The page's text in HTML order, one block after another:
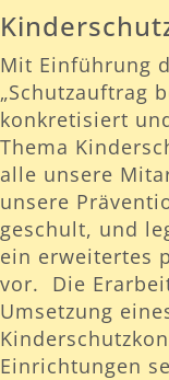
Mit Einführung
„Schutzauftrag
konkretisiert
Thema
alle unsere
unsere
geschult, und
ein erweitertes
vor. Die
Umsetzung
Einrichtungen